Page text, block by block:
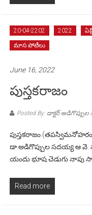
20-04-2202 2022
మాస పోటీలు
June 16, 2022
పుస్తకరాజం
Posted By: డాక్టర్
పుస్తకరాజం
డా.అడిగొప్పుల సదయ్య ఆ.వె.
యందు భూష చెడుగు నాపు
Read more